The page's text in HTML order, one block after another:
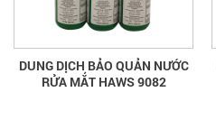
DUNG DỊCH BẢO QUẢN NƯỚC
RỬA MẮT HAWS 9082